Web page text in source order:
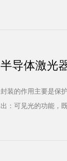
半导体激光
封装的作用主要是保
出：可见光的功能，